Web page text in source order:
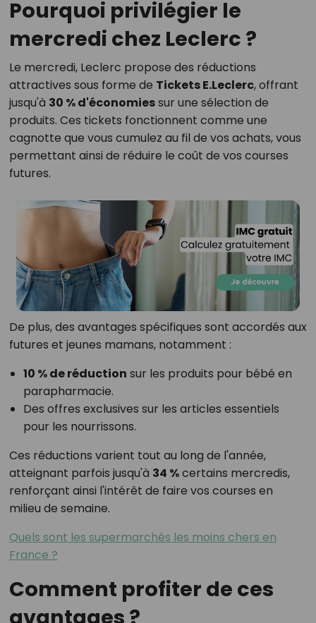
Pourquoi privilégier le
mercredi chez Leclerc ?
Le mercredi, Leclerc propose des réductions
attractives sous forme de Tickets E.Leclerc, offrant
jusqu'à 30 % d'économiessur une sélection de
produits. Ces tickets fonctionnent comme une
cagnotte que vous cumulez au fil de vos achats, vous
permettant ainsi de réduire le coût de vos courses
futures.
De plus, des avantages spécifiques sont accordés aux
futures et jeunes mamans, notamment :
10 % de réduction sur les produits pour bébé en
parapharmacie.
Des offres exclusives sur les articles essentiels
pour les nourrissons.
Ces réductions varient tout au long de l'année,
atteignant parfois jusqu'à 34 %certains mercredis,
renforçant ainsi l'intérêt de faire vos courses en
milieu de semaine.
Quels sont les supermarchés les moins chers en
France ?
Comment profiter de ces